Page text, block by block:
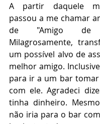
A partir daquele
passou a me chamar
de "Amigo de
Milagrosamente,
um possível alvo de
melhor amigo.
para ir a um bar tomar
com ele. Agradeci
tinha dinheiro.
não iria para o bar